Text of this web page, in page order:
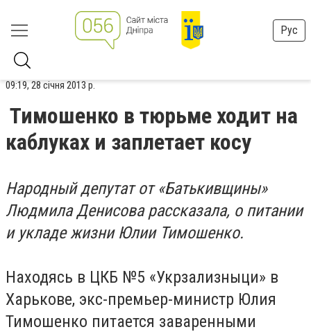
Рус
09:19, 28 січня 2013 р.
Тимошенко в тюрьме ходит на
каблуках и заплетает косу
Народный депутат от «Батькивщины»
Людмила Денисова рассказала, о питании
и укладе жизни Юлии Тимошенко.
Находясь в ЦКБ №5 «Укрзализныци» в
Харькове, экс-премьер-министр Юлия
Тимошенко питается заваренными